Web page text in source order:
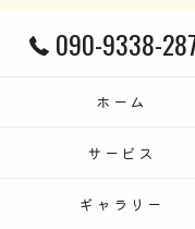
090-9338-
ホーム
サービス
ギャラリー